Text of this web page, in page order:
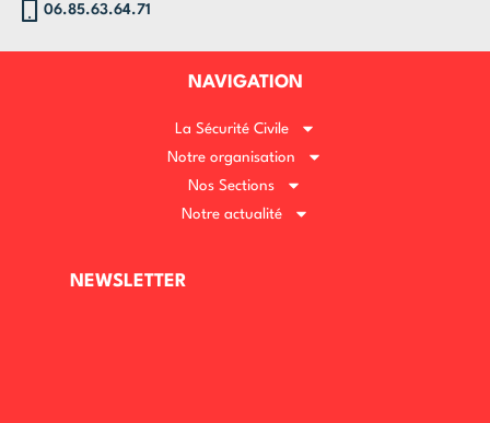
06.85.63.64.71
NAVIGATION
La Sécurité Civile
Notre organisation
Nos Sections
Notre actualité
NEWSLETTER